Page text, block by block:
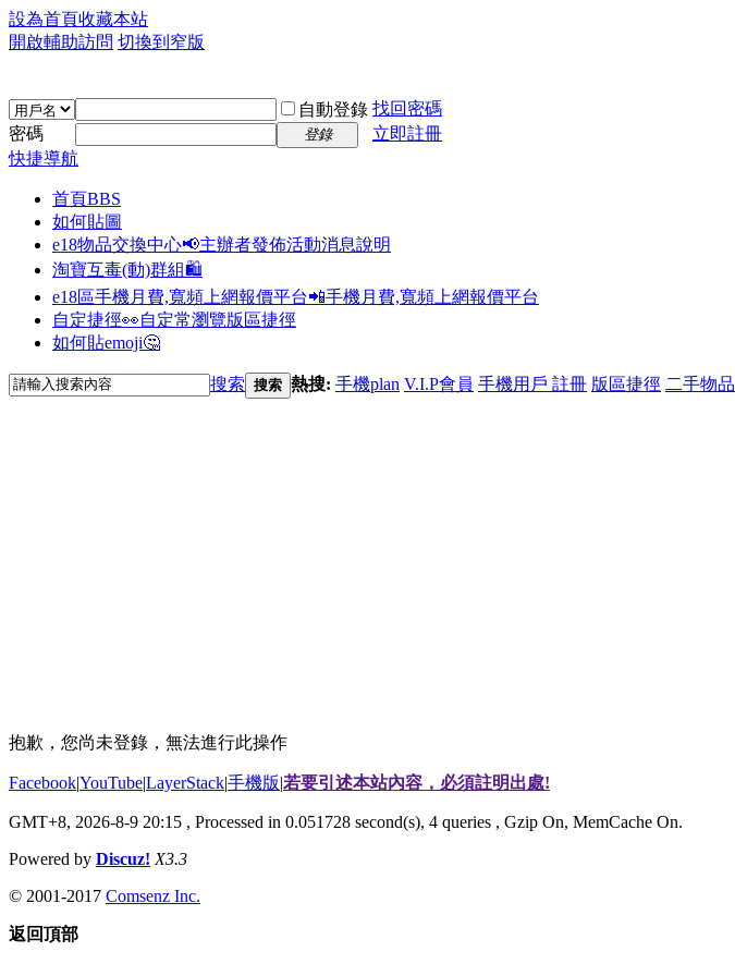
設為首頁收藏本站
開啟輔助訪問 切換到窄版
自動登錄 找回密碼
密碼
登錄
立即註冊
快捷導航
首頁BBS
如何貼圖
e18物品交換中心📢主辦者發佈活動消息說明
淘寶互毒(動)群組🛍️
e18區手機月費,寬頻上網報價平台📲手機月費,寬頻上網報價平台
自定捷徑👀自定常瀏覽版區捷徑
如何貼emoji🤔
搜索 搜索 熱搜: 手機plan V.I.P會員 手機用戶 註冊 版區捷徑 二手物品
抱歉，您尚未登錄，無法進行此操作
Facebook|YouTube|LayerStack|手機版|若要引述本站內容，必須註明出處!
GMT+8, 2026-8-9 20:15 , Processed in 0.051728 second(s), 4 queries , Gzip On, MemCache On.
Powered by Discuz! X3.3
© 2001-2017 Comsenz Inc.
返回頂部